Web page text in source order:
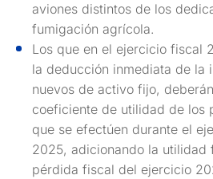
aviones distintos de los
fumigación agrícola.
Los que en el ejercicio fiscal
la deducción inmediata de la
nuevos de activo fijo,
coeficiente de utilidad de los
que se efectúen durante el
2025, adicionando la utilidad
pérdida fiscal del ejercicio